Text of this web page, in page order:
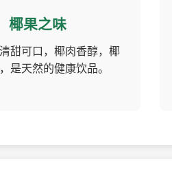
椰果之味
甜可口，椰肉香醇，椰
是天然的健康饮品。